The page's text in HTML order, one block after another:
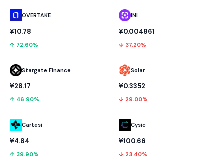
OVERTAKE
¥10.78
↑ 72.60%
Stargate Finance
¥28.17
↑ 46.90%
Cartesi
¥4.84
↑ 39.90%
INI
¥0.004861
↓ 37.20%
Solar
¥0.3352
↓ 29.00%
Cysic
¥100.66
↓ 23.40%